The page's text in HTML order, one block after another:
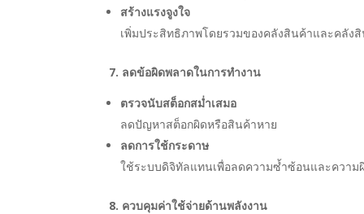
สร้างแรงจูงใจ
เพิ่มประสิทธิภาพโดยรวมของคลังสินค้าและคลังสิ
7. ลดข้อผิดพลาดในการทำงาน
ตรวจนับสต็อกสม่ำเสมอ
ลดปัญหาสต็อกผิดหรือสินค้าหาย
ลดการใช้กระดาษ
ใช้ระบบดิจิทัลแทนเพื่อลดความซ้ำซ้อนและความ
8. ควบคุมค่าใช้จ่ายด้านพลังงาน